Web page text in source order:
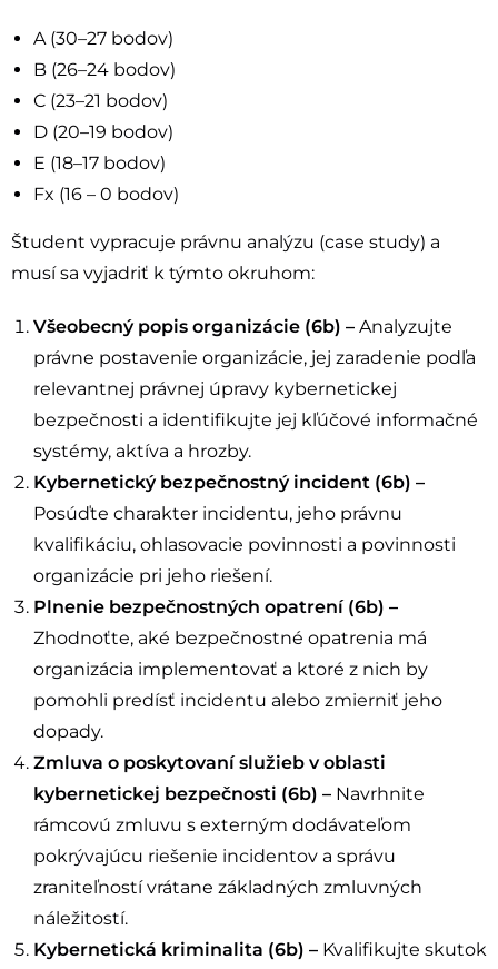
A (30–27 bodov)
B (26–24 bodov)
C (23–21 bodov)
D (20–19 bodov)
E (18–17 bodov)
Fx (16 – 0 bodov)
Študent vypracuje právnu analýzu (case study) a
musí sa vyjadriť k týmto okruhom:
Všeobecný popis organizácie (6b) – Analyzujte
právne postavenie organizácie, jej zaradenie podľa
relevantnej právnej úpravy kybernetickej
bezpečnosti a identifikujte jej kľúčové informačné
systémy, aktíva a hrozby.
Kybernetický bezpečnostný incident (6b) –
Posúďte charakter incidentu, jeho právnu
kvalifikáciu, ohlasovacie povinnosti a povinnosti
organizácie pri jeho riešení.
Plnenie bezpečnostných opatrení (6b) –
Zhodnoťte, aké bezpečnostné opatrenia má
organizácia implementovať a ktoré z nich by
pomohli predísť incidentu alebo zmierniť jeho
dopady.
Zmluva o poskytovaní služieb v oblasti
kybernetickej bezpečnosti (6b) – Navrhnite
rámcovú zmluvu s externým dodávateľom
pokrývajúcu riešenie incidentov a správu
zraniteľností vrátane základných zmluvných
náležitostí.
Kybernetická kriminalita (6b) – Kvalifikujte skutok